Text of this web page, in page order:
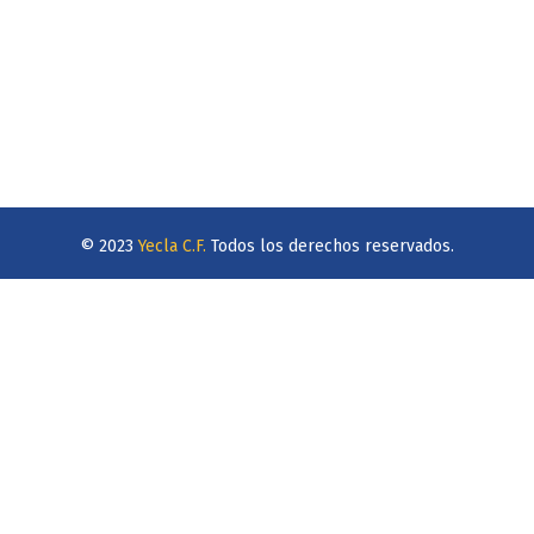
© 2023Yecla C.F. Todos los derechos reservados.